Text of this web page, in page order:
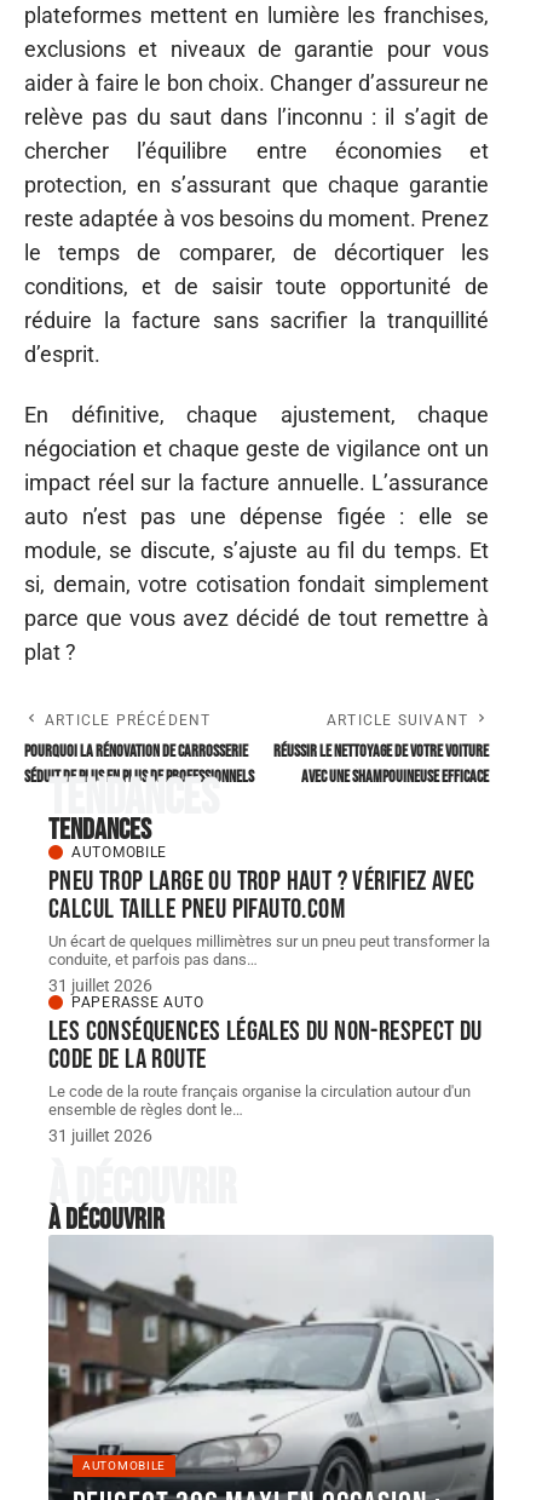
plateformes mettent en lumière les franchises,
exclusions et niveaux de garantie pour vous
aider à faire le bon choix. Changer d’assureur ne
relève pas du saut dans l’inconnu : il s’agit de
chercher l’équilibre entre économies et
protection, en s’assurant que chaque garantie
reste adaptée à vos besoins du moment. Prenez
le temps de comparer, de décortiquer les
conditions, et de saisir toute opportunité de
réduire la facture sans sacrifier la tranquillité
d’esprit.
En définitive, chaque ajustement, chaque
négociation et chaque geste de vigilance ont un
impact réel sur la facture annuelle. L’assurance
auto n’est pas une dépense figée : elle se
module, se discute, s’ajuste au fil du temps. Et
si, demain, votre cotisation fondait simplement
parce que vous avez décidé de tout remettre à
plat ?
ARTICLE PRÉCÉDENT
Pourquoi la rénovation de carrosserie
séduit de plus en plus de professionnels
ARTICLE SUIVANT
Réussir le nettoyage de votre voiture
avec une shampouineuse efficace
Tendances
Tendances
AUTOMOBILE
Pneu trop large ou trop haut ? Vérifiez avec
Calcul taille Pneu pifauto.com
Un écart de quelques millimètres sur un pneu peut transformer la
conduite, et parfois pas dans…
31 juillet 2026
PAPERASSE AUTO
Les conséquences légales du non-respect du
code de la route
Le code de la route français organise la circulation autour d'un
ensemble de règles dont le…
31 juillet 2026
À découvrir
À découvrir
AUTOMOBILE